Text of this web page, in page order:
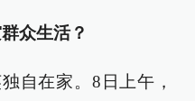
众生活？
自在家。8日上午，